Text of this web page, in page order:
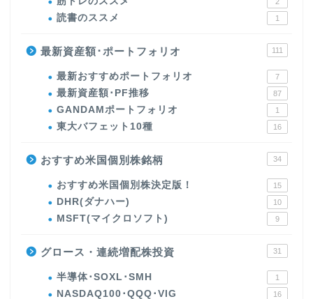
読書のススメ 1
最新資産額･ポートフォリオ 111
最新おすすめポートフォリオ 7
最新資産額･PF推移 87
GANDAMポートフォリオ 1
東大バフェット10種 16
おすすめ米国個別株銘柄 34
おすすめ米国個別株決定版！ 15
DHR(ダナハー) 10
MSFT(マイクロソフト) 9
グロース・連続増配株投資 31
半導体･SOXL･SMH 1
NASDAQ100･QQQ･VIG 16